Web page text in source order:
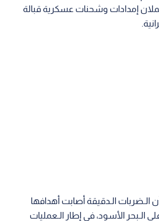
إمدادات وشحنات عسكرية قبالة
الـضربات الـدقيقة أصابت أهدافها
الـبحر الأسود، في إطار الـعمليات